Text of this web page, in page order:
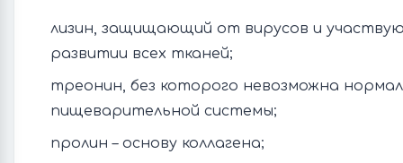
лизин, защищающий от вирусов и
развитии всех тканей;
треонин, без которого невозможна
пищеварительной системы;
пролин – основу коллагена;